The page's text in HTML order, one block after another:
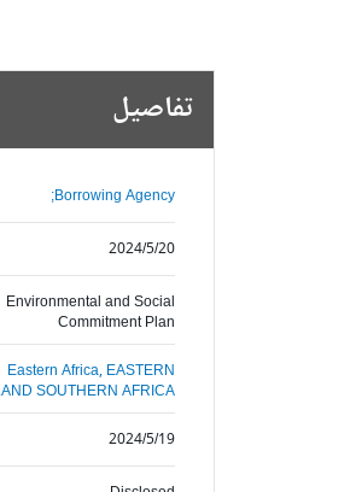
تفاصيل
Borrowing Agency;
2024/5/20
Environmental and Social
Commitment Plan
Eastern Africa,EASTERN
AND SOUTHERN AFRICA,
2024/5/19